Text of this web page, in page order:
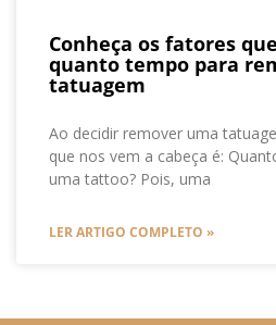
Conheça os fatores
quanto tempo para
tatuagem
Ao decidir remover uma
que nos vem a cabeça é:
uma tattoo? Pois, uma
LER ARTIGO COMPLETO »